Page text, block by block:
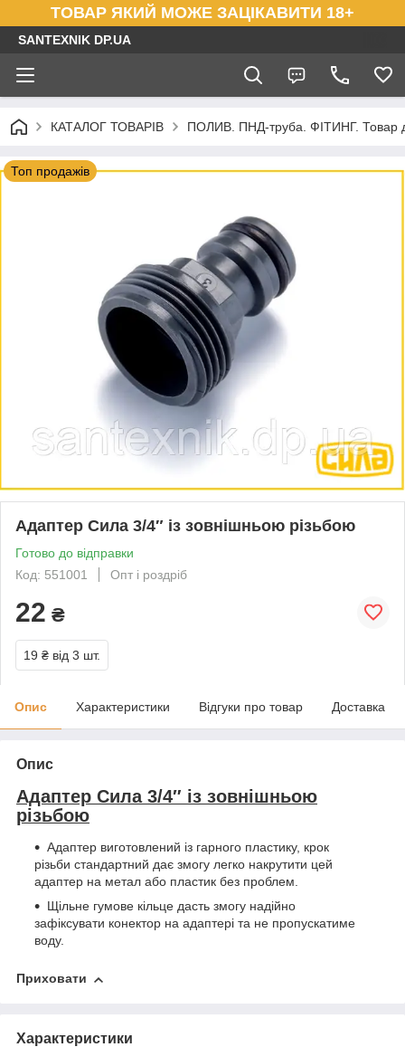
ТОВАР ЯКИЙ МОЖЕ ЗАЦІКАВИТИ 18+
SANTEXNIK DP.UA
КАТАЛОГ ТОВАРІВ ПОЛИВ. ПНД-труба. ФІТИНГ. Товар
Топ продажів
Адаптер Сила 3/4″ із зовнішньою різьбою
Готово до відправки
Код: 551001
Опт і роздріб
22 ₴
19 ₴ від 3 шт.
Опис Характеристики Відгуки про товар Доставка
Опис
Адаптер Сила 3/4″ із зовнішньою
різьбою
Адаптер виготовлений із гарного пластику, крок
різьби стандартний дає змогу легко накрутити цей
адаптер на метал або пластик без проблем.
Щільне гумове кільце дасть змогу надійно
зафіксувати конектор на адаптері та не пропускатиме
воду.
Приховати
Характеристики